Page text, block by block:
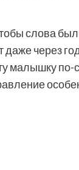
слова
через
малышку по-